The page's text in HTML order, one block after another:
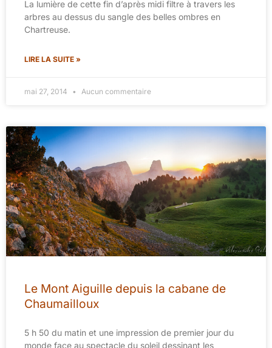
La lumière de cette fin d’après midi filtre à travers les
arbres au dessus du sangle des belles ombres en
Chartreuse.
LIRE LA SUITE »
mai 27, 2014 Aucun commentaire
Le Mont Aiguille depuis la cabane de
Chaumailloux
5 h 50 du matin et une impression de premier jour du
monde face au spectacle du soleil dessinant les